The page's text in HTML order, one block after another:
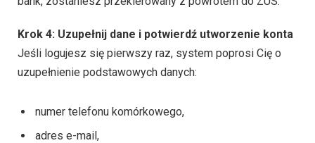
Krok 4: Uzupełnij dane i potwierdź utworzenie konta
Jeśli logujesz się pierwszy raz, system poprosi Cię o
uzupełnienie podstawowych danych:
numer telefonu komórkowego,
adres e-mail,